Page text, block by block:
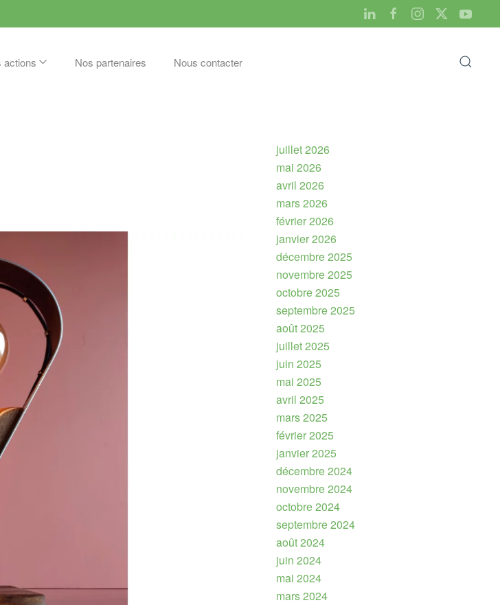
actions Nos partenaires Nous contacter
juillet 2026
mai 2026
avril 2026
mars 2026
février 2026
janvier 2026
décembre 2025
novembre 2025
octobre 2025
septembre 2025
août 2025
juillet 2025
juin 2025
mai 2025
avril 2025
mars 2025
février 2025
janvier 2025
décembre 2024
novembre 2024
octobre 2024
septembre 2024
août 2024
juin 2024
mai 2024
mars 2024